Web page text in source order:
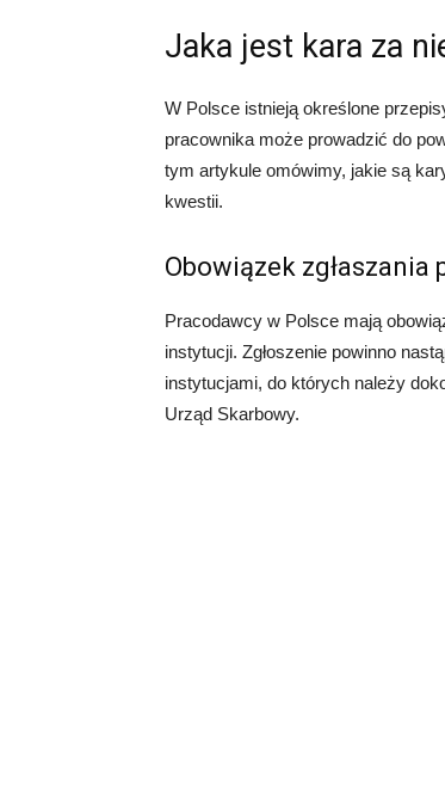
Jaka jest kara za
W Polsce istnieją określone
pracownika może prowadzić do
tym artykule omówimy, jakie są
kwestii.
Obowiązek zgłaszania
Pracodawcy w Polsce mają
instytucji. Zgłoszenie powinno
instytucjami, do których należy
Urząd Skarbowy.